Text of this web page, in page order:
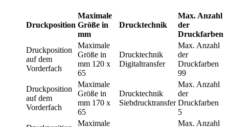
Druckposition
Maximale
Größe in
mm
Drucktechnik
Max. Anzahl
der
Druckfarben
Druckposition
auf dem
Vorderfach
Maximale
Größe in
mm 120 x
65
Drucktechnik
Digitaltransfer
Max. Anzahl
der
Druckfarben
99
Druckposition
auf dem
Vorderfach
Maximale
Größe in
mm 170 x
65
Drucktechnik
Siebdrucktransfer
Max. Anzahl
der
Druckfarben
5
Maximale
Max. Anzahl